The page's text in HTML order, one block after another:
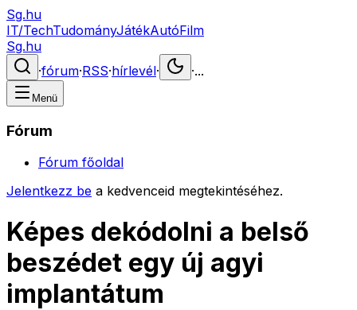
Sg.hu
IT/TechTudományJátékAutóFilm
Sg.hu
·fórum·RSS·hírlevél· ·...
Menü
Fórum
Fórum főoldal
Jelentkezz be a kedvenceid megtekintéséhez.
Képes dekódolni a belső
beszédet egy új agyi
implantátum